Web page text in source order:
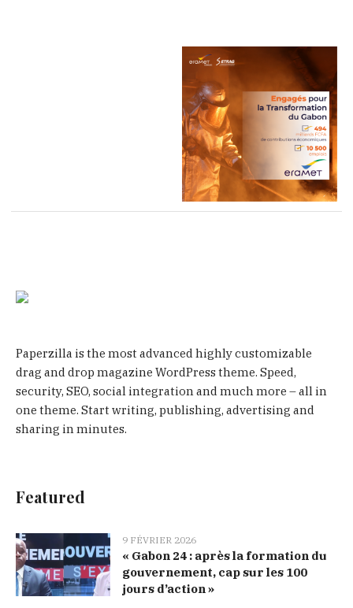
Paperzilla is the most advanced highly customizable
drag and drop magazine WordPress theme. Speed,
security, SEO, social integration and much more – all in
one theme. Start writing, publishing, advertising and
sharing in minutes.
Featured
9 FÉVRIER 2026
« Gabon 24 : après la formation du
gouvernement, cap sur les 100
jours d’action »